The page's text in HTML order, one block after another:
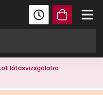
látásvizsgálatra